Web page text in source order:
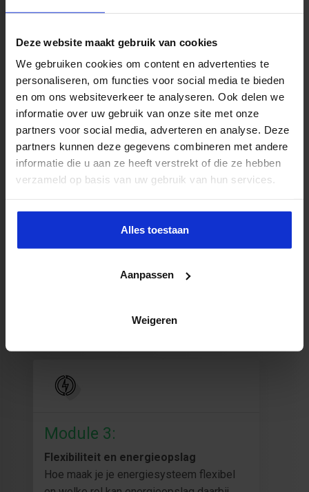
Deze website maakt gebruik van cookies
We gebruiken cookies om content en advertenties te
personaliseren, om functies voor social media te bieden
en om ons websiteverkeer te analyseren. Ook delen we
informatie over uw gebruik van onze site met onze
partners voor social media, adverteren en analyse. Deze
partners kunnen deze gegevens combineren met andere
informatie die u aan ze heeft verstrekt of die ze hebben
verzameld op basis van uw gebruik van hun services.
Alles toestaan
Aanpassen
Weigeren
Wat zijn de marktontwikkelingen en
je het raamwerk van beleid en subsidies
naar je eigen situatie?
Module 2:
Duurzame energieprojecten en de
Module 3:
Flexibiliteit en energieopslag
Hoe maak je je energiesysteem flexibel